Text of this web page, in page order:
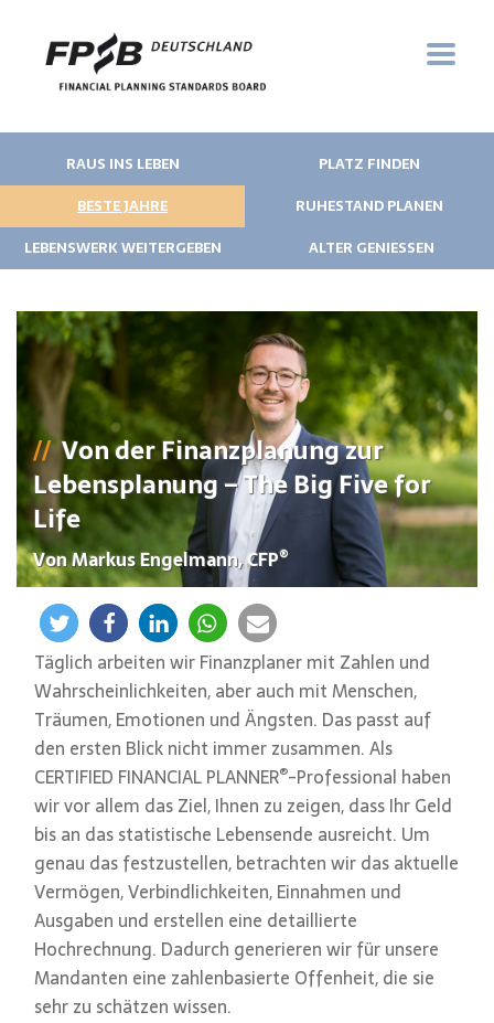
RAUS INS LEBEN
PLATZ FINDEN
BESTE JAHRE
RUHESTAND PLANEN
LEBENSWERK WEITERGEBEN
ALTER GENIESSEN
Von der Finanzplanung zur
Lebensplanung – The Big Five for
Life
Von Markus Engelmann, CFP®
Täglich arbeiten wir Finanzplaner mit Zahlen und
Wahrscheinlichkeiten, aber auch mit Menschen,
Träumen, Emotionen und Ängsten. Das passt auf
den ersten Blick nicht immer zusammen. Als
CERTIFIED FINANCIAL PLANNER®-Professional haben
wir vor allem das Ziel, Ihnen zu zeigen, dass Ihr Geld
bis an das statistische Lebensende ausreicht. Um
genau das festzustellen, betrachten wir das aktuelle
Vermögen, Verbindlichkeiten, Einnahmen und
Ausgaben und erstellen eine detaillierte
Hochrechnung. Dadurch generieren wir für unsere
Mandanten eine zahlenbasierte Offenheit, die sie
sehr zu schätzen wissen.